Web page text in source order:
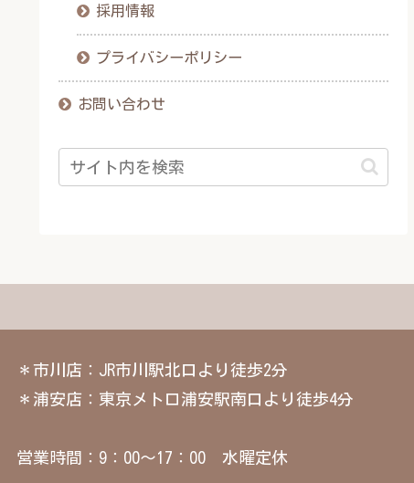
採用情報
プライバシーポリシー
お問い合わせ
＊市川店：JR市川駅北口より徒歩2分
＊浦安店：東京メトロ浦安駅南口より徒歩4分
営業時間：9：00～17：00 水曜定休